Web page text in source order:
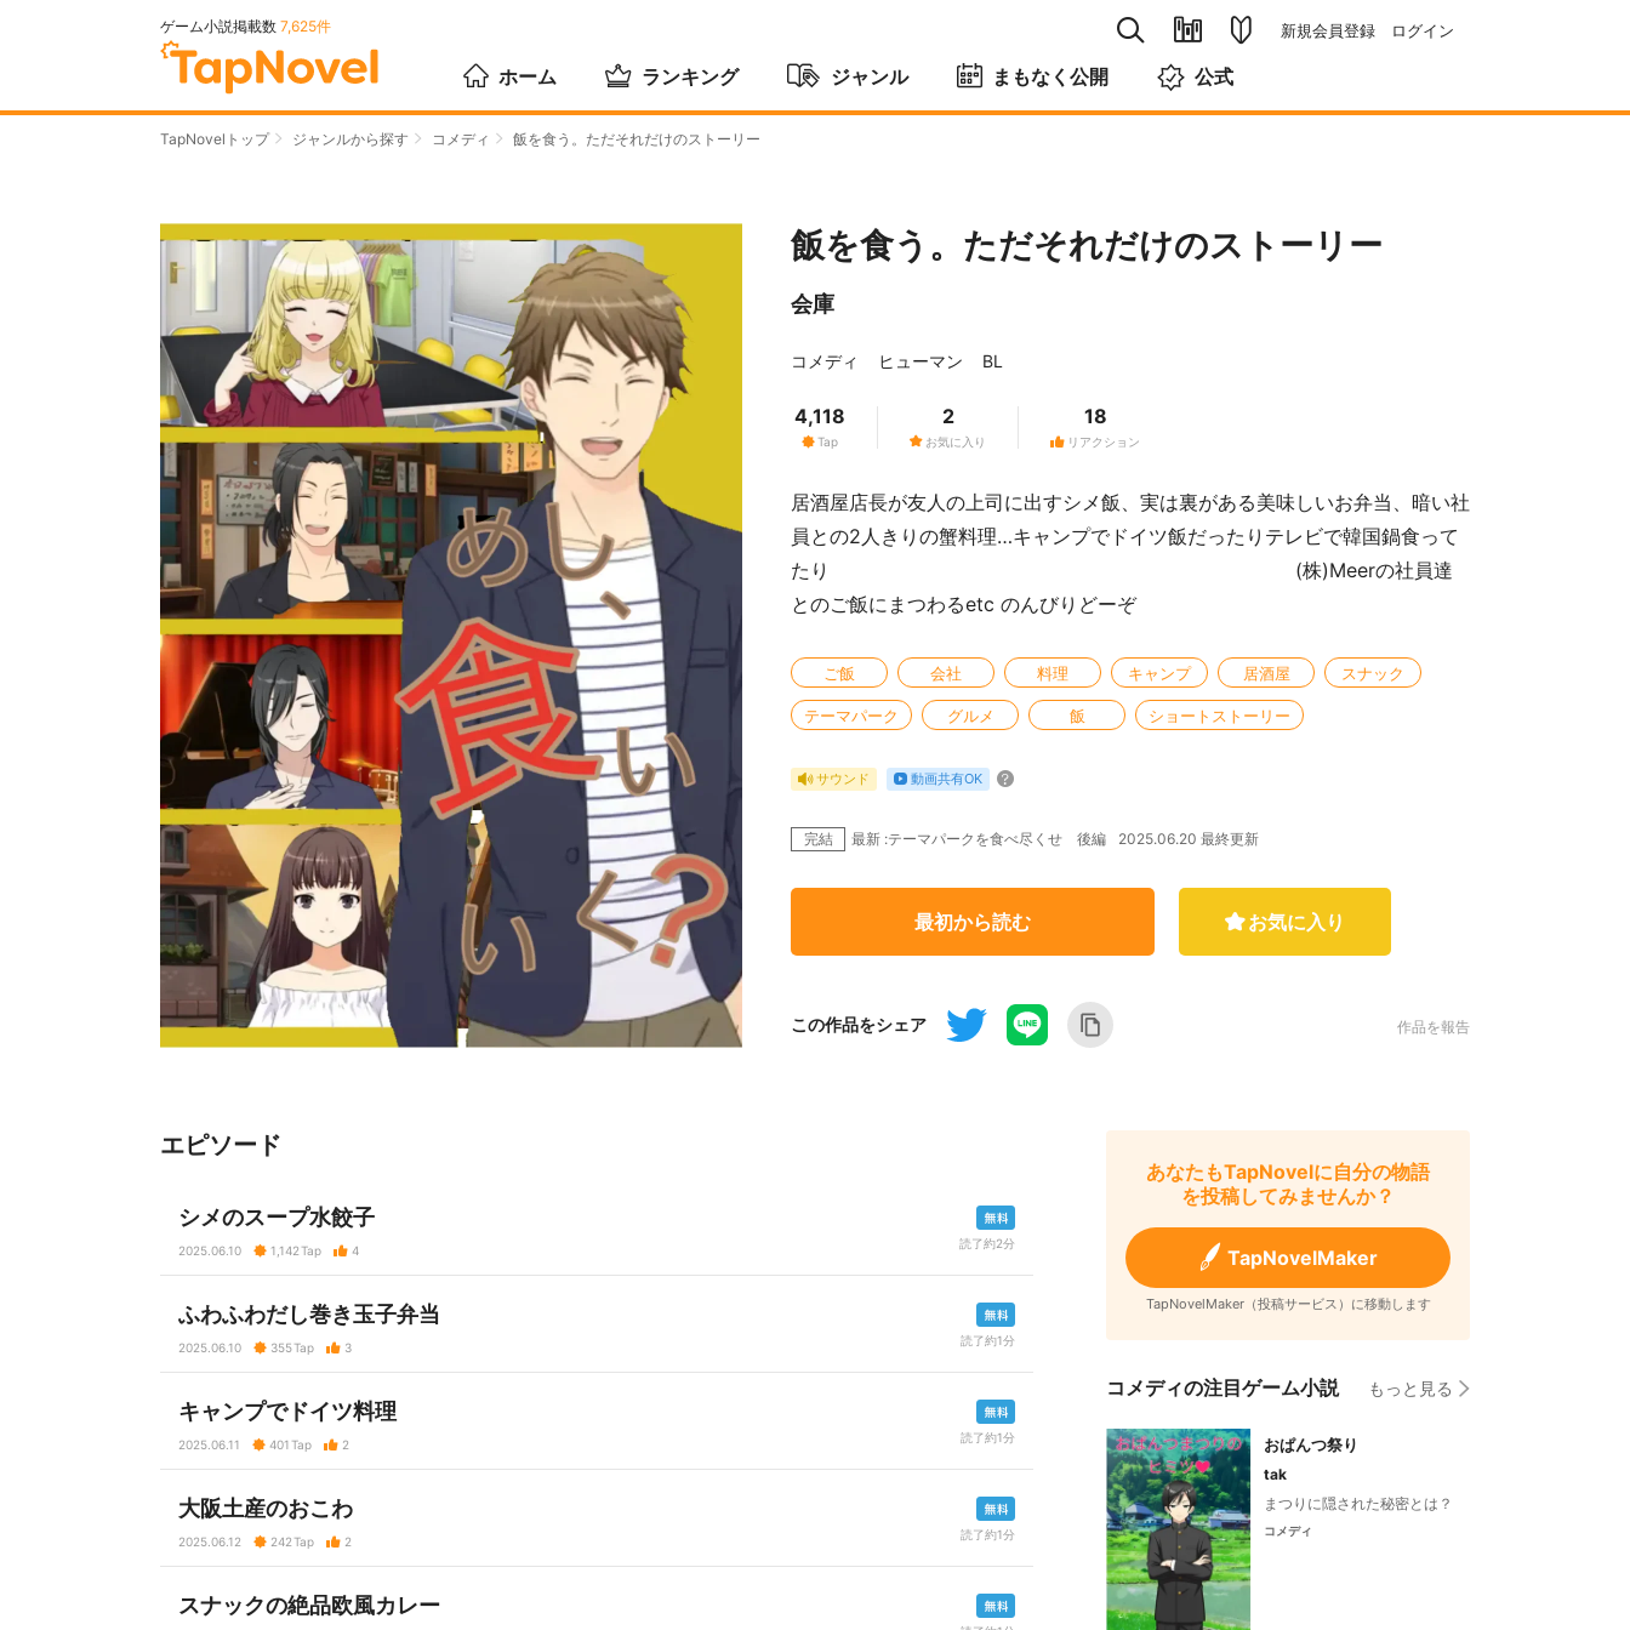
ゲーム小説掲載数 7,625件 新規会員登録 ログイン
ホーム ランキング ジャンル まもなく公開 公式
TapNovelトップ ジャンルから探す コメディ 飯を食う。ただそれだけのストーリー
飯を食う。ただそれだけのストーリー
会庫
コメディ ヒューマン BL
Tap
4,118
お気に入り
2
リアクション
18
居酒屋店長が友人の上司に出すシメ飯、実は裏がある美味しいお弁当、暗い社
員との2人きりの蟹料理…キャンプでドイツ飯だったりテレビで韓国鍋食って
たり (株)Meerの社員達
とのご飯にまつわるetc のんびりどーぞ
ご飯 会社 料理 キャンプ 居酒屋 スナック
テーマパーク グルメ 飯 ショートストーリー
サウンド 動画共有OK
完結 最新 :テーマパークを食べ尽くせ 後編 2025.06.20 最終更新
最初から読む お気に入り
この作品をシェア 作品を報告
エピソード
シメのスープ水餃子
2025.06.10 1,142Tap 4
読了約2分
ふわふわだし巻き玉子弁当
2025.06.10 355Tap 3
読了約1分
キャンプでドイツ料理
2025.06.11 401Tap 2
読了約1分
大阪土産のおこわ
2025.06.12 242Tap 2
読了約1分
スナックの絶品欧風カレー
あなたもTapNovelに自分の物語
を投稿してみませんか？
TapNovelMaker
TapNovelMaker（投稿サービス）に移動します
コメディの注目ゲーム小説 もっと見る
おぱんつ祭り
tak
まつりに隠された秘密とは？
コメディ